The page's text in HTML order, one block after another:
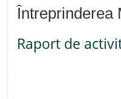
Întreprinderea
Raport de